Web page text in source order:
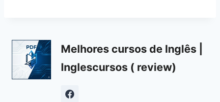
Melhores cursos de Inglês |
Inglescursos ( review)